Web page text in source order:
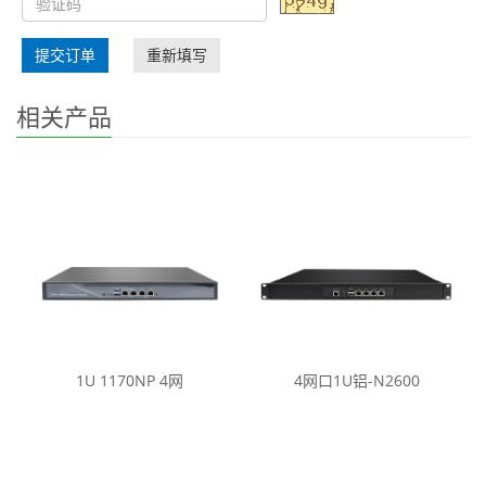
提交订单 重新填写
相关产品
1U 1170NP 4网 4网口1U铝-N2600